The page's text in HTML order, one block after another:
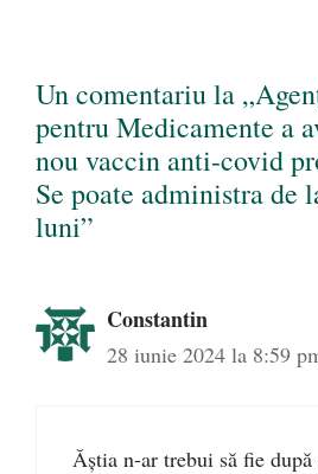
Un comentariu la
pentru Medicamente a
nou vaccin anti-covid
Se poate administra de
luni”
Constantin
28 iunie 2024 la 8:59
Ăștia n-ar trebui să fie